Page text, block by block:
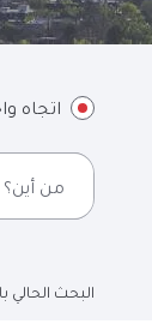
اتجاه
البحث الحالي